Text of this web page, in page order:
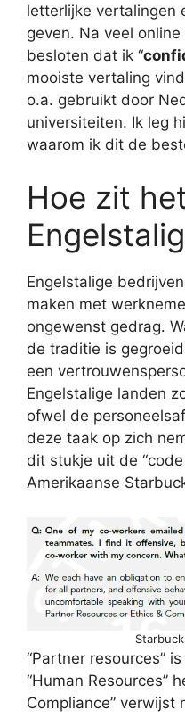
letterlijke vertalingen
geven. Na veel
besloten dat ik “
mooiste vertaling
o.a. gebruikt door
universiteiten. Ik leg
waarom ik dit de
Hoe zit
Engelstalige
maken met
ongewenst gedrag.
de traditie is
een
Engelstalige landen
ofwel de
deze taak op zich
dit stukje uit de
Amerikaanse
“Partner resources”
“Human Resources”
Compliance” verwijst